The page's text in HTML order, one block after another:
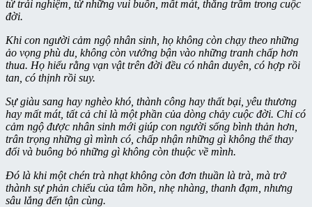
từ trải nghiệm, từ những vui buồn, mất mát, thăng trầm trong cuộc
đời.
Khi con người cảm ngộ nhân sinh, họ không còn chạy theo những
ảo vọng phù du, không còn vướng bận vào những tranh chấp hơn
thua. Họ hiểu rằng vạn vật trên đời đều có nhân duyên, có hợp rồi
tan, có thịnh rồi suy.
Sự giàu sang hay nghèo khó, thành công hay thất bại, yêu thương
hay mất mát, tất cả chỉ là một phần của dòng chảy cuộc đời. Chỉ có
cảm ngộ được nhân sinh mới giúp con người sống bình thản hơn,
trân trọng những gì mình có, chấp nhận những gì không thể thay
đổi và buông bỏ những gì không còn thuộc về mình.
Đó là khi một chén trà nhạt không còn đơn thuần là trà, mà trở
thành sự phản chiếu của tâm hồn, nhẹ nhàng, thanh đạm, nhưng
sâu lắng đến tận cùng.